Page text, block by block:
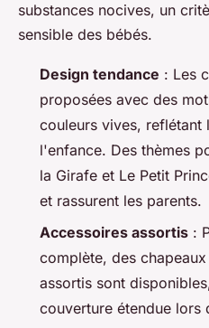
substances nocives, un
sensible des bébés.
Design tendance : Les
proposées avec des
couleurs vives,
l'enfance. Des thèmes
la Girafe et Le Petit
et rassurent les parents.
Accessoires assortis :
complète, des
assortis sont
couverture étendue lors